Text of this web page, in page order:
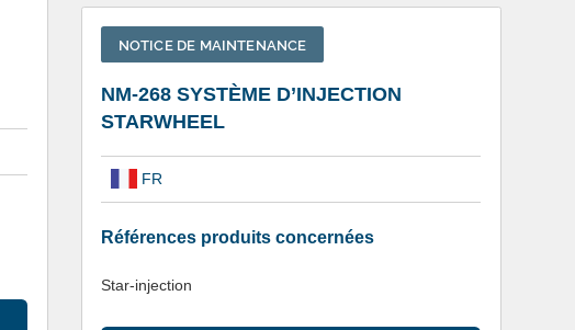
NOTICE DE MAINTENANCE
NM-268 SYSTÈME D’INJECTION
STARWHEEL
FR
Références produits concernées
Star-injection